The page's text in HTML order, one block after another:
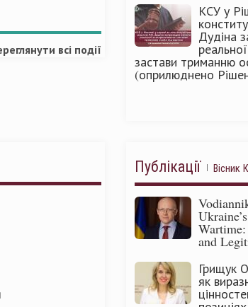
всі події
КСУ у
Дудіна
застави триманню
(оприлюднено
Публікації Вісник
and
Грищук
як